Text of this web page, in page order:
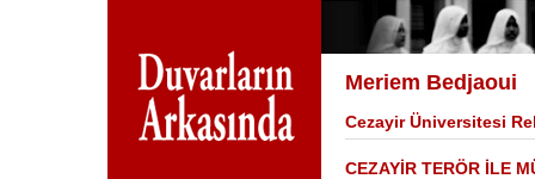
Meriem Bedjaoui
Cezayir Üniversitesi
CEZAYİR TERÖR İLE